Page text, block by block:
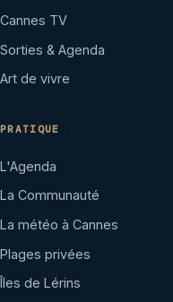
Cannes TV
Sorties & Agenda
Art de vivre
PRATIQUE
L'Agenda
La Communauté
La météo à Cannes
Plages privées
Îles de Lérins